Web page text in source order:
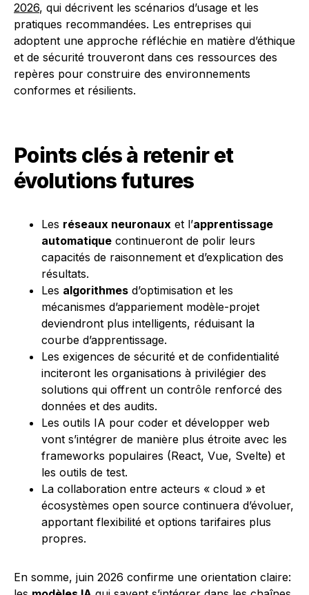
2026, qui décrivent les scénarios d’usage et les
pratiques recommandées. Les entreprises qui
adoptent une approche réfléchie en matière d’éthique
et de sécurité trouveront dans ces ressources des
repères pour construire des environnements
conformes et résilients.
Points clés à retenir et
évolutions futures
Les réseaux neuronaux et l’apprentissage
automatique continueront de polir leurs
capacités de raisonnement et d’explication des
résultats.
Les algorithmes d’optimisation et les
mécanismes d’appariement modèle-projet
deviendront plus intelligents, réduisant la
courbe d’apprentissage.
Les exigences de sécurité et de confidentialité
inciteront les organisations à privilégier des
solutions qui offrent un contrôle renforcé des
données et des audits.
Les outils IA pour coder et développer web
vont s’intégrer de manière plus étroite avec les
frameworks populaires (React, Vue, Svelte) et
les outils de test.
La collaboration entre acteurs « cloud » et
écosystèmes open source continuera d’évoluer,
apportant flexibilité et options tarifaires plus
propres.
En somme, juin 2026 confirme une orientation claire: